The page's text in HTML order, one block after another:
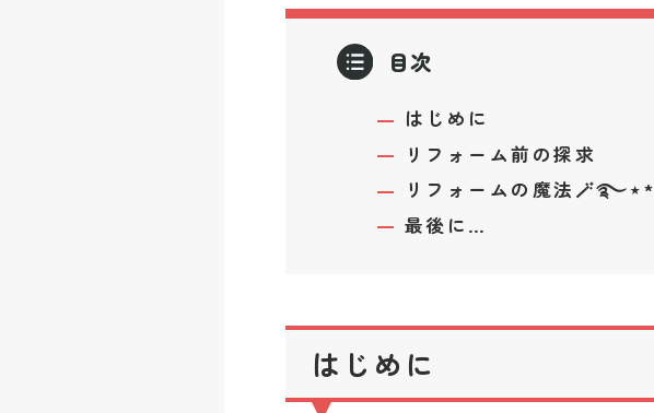
目次
はじめに
リフォーム前の探求
リフォームの魔法🪄︎︎࿐⋆*
最後に…
はじめに